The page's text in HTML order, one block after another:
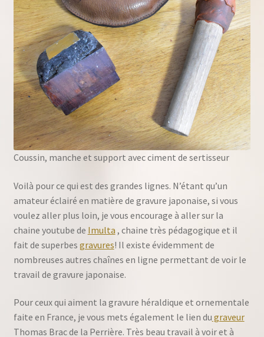
Coussin, manche et support avec ciment de sertisseur
Voilà pour ce qui est des grandes lignes. N’étant qu’un
amateur éclairé en matière de gravure japonaise, si vous
voulez aller plus loin, je vous encourage à aller sur la
chaine youtube de Imulta , chaine très pédagogique et il
fait de superbes gravures! Il existe évidemment de
nombreuses autres chaînes en ligne permettant de voir le
travail de gravure japonaise.
Pour ceux qui aiment la gravure héraldique et ornementale
faite en France, je vous mets également le lien du graveur
Thomas Brac de la Perrière. Très beau travail à voir et à